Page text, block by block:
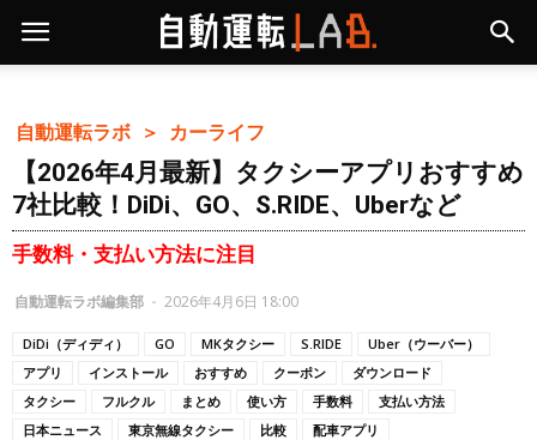
自動運転ラボ ＞ カーライフ
【2026年4月最新】タクシーアプリおすすめ
7社比較！DiDi、GO、S.RIDE、Uberなど
手数料・支払い方法に注目
自動運転ラボ編集部 - 2026年4月6日 18:00
DiDi（ディディ） GO MKタクシー S.RIDE
Uber（ウーバー）
アプリ
インストール おすすめ クーポン
ダウンロード
タクシー
フルクル まとめ 使い方 手数料
支払い方法
日本ニュース
東京無線タクシー 比較 配車アプリ